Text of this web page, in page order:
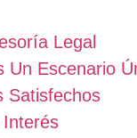
Legal
Un Escenario
Satisfechos